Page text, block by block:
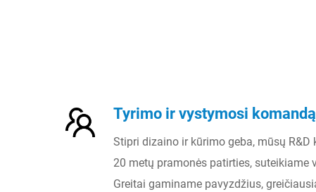
Tyrimo ir vystymosi komandą
Stipri dizaino ir kūrimo geba, mūsų R&D
20 metų pramonės patirties, suteikiame
Greitai gaminame pavyzdžius,